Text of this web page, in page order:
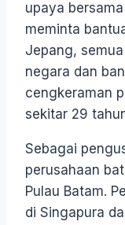
upaya
meminta
Jepang,
negara dan
cengkeraman
sekitar 29
Sebagai
perusahaan
Pulau Batam.
di Singapura